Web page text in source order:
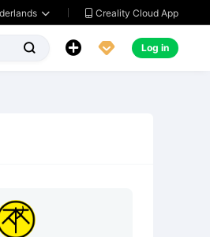
  Creality Cloud App
   Log in